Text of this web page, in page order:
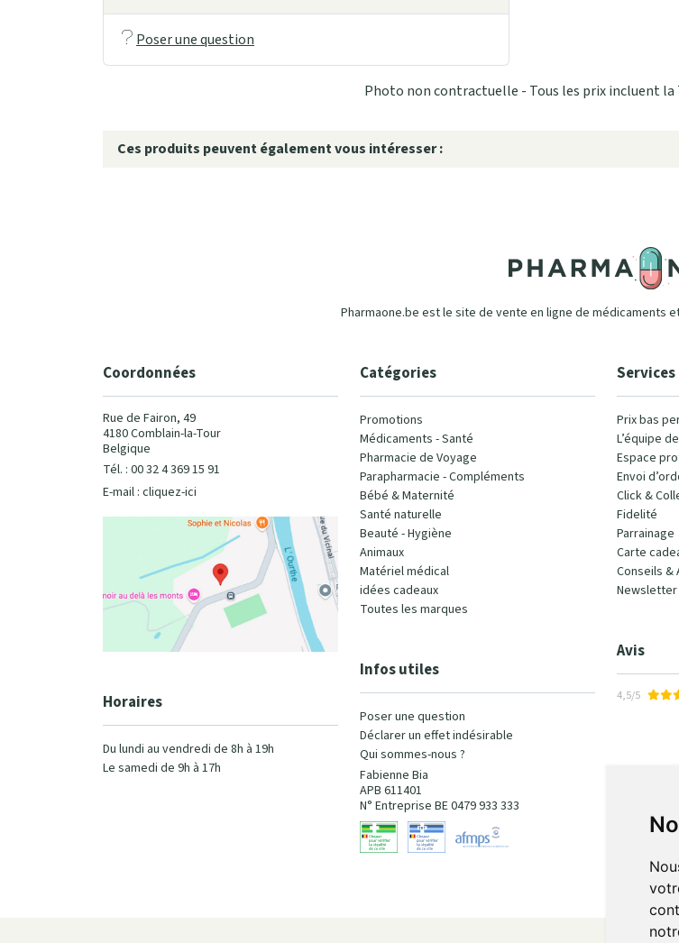
Poser une question
Photo non contractuelle - Tous les prix incluent la
Ces produits peuvent également vous intéresser :
Pharmaone.be est le site de vente en ligne de médicaments
Coordonnées
Rue de Fairon, 49
4180 Comblain-la-Tour
Belgique
Tél. : 00 32 4 369 15 91
E-mail : cliquez-ici
Horaires
Du lundi au vendredi de 8h à 19h
Le samedi de 9h à 17h
Catégories
Promotions
Médicaments - Santé
Pharmacie de Voyage
Parapharmacie - Compléments
Bébé & Maternité
Santé naturelle
Beauté - Hygiène
Animaux
Matériel médical
idées cadeaux
Toutes les marques
Infos utiles
Poser une question
Déclarer un effet indésirable
Qui sommes-nous ?
Fabienne Bia
APB 611401
N° Entreprise BE 0479 933 333
Services
Prix bas
L’équipe
Espace
Envoi
Click &
Fidelité
Parrainage
Carte
Conseils &
Newsletter
Avis
4,5/5